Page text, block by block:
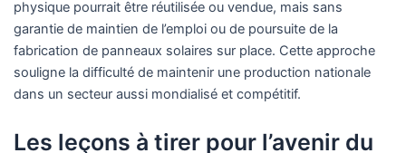
physique pourrait être réutilisée ou vendue, mais sans
garantie de maintien de l’emploi ou de poursuite de la
fabrication de panneaux solaires sur place. Cette approche
souligne la difficulté de maintenir une production nationale
dans un secteur aussi mondialisé et compétitif.
Les leçons à tirer pour l’avenir du